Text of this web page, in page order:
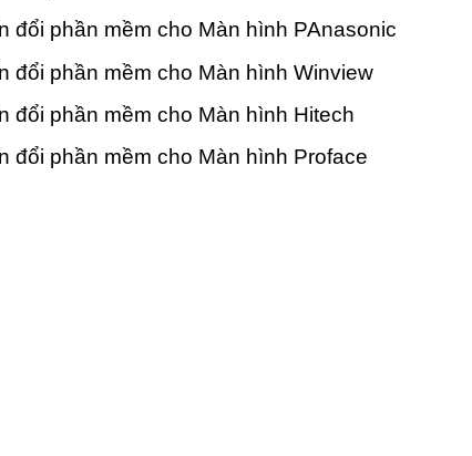
đổi phần mềm cho Màn hình PAnasonic
đổi phần mềm cho Màn hình Winview
đổi phần mềm cho Màn hình Hitech
đổi phần mềm cho Màn hình Proface